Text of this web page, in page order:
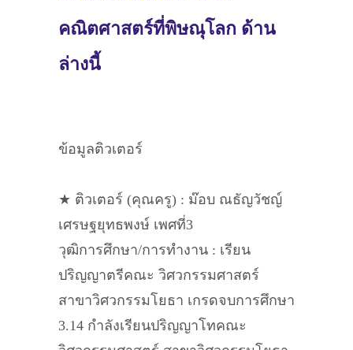
คณิตศาสตร์ที่พิษณุโลก ด้าน
ล่างนี้
ข้อมูลติวเตอร์
★ ติวเตอร์ (คุณครู) : ม๊อบ ณธัญวัชญ์
เศรษฐยุทธพงษ์ เพศที่3
วุฒิการศึกษา/การทำงาน : เรียน
ปริญญาตรีคณะ วิศวกรรมศาสตร์
สาขาวิศวกรรมโยธา เกรดจบการศึกษา
3.14 กำลังเรียนปริญญาโทคณะ